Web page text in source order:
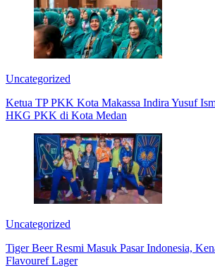
Uncategorized
Ketua TP PKK Kota Makassa Indira Yusuf
HKG PKK di Kota Medan
Uncategorized
Tiger Beer Resmi Masuk Pasar Indonesia,
Flavouref Lager